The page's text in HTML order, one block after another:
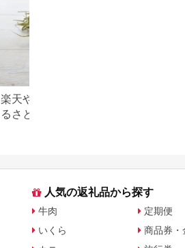
楽天やふるなびで人気！ふ
るさと納税「3,000円」の返
人気の返礼品から探す
牛肉
いくら
定期便
商品券・